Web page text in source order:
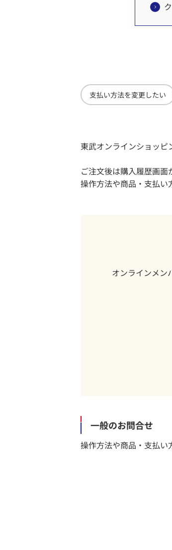
支払い方法を変更したい
東武オンラインショッピ
ご注文後は購入履歴画面
操作方法や商品・支払い
オンラインメン
一般のお問合せ
操作方法や商品・支払い